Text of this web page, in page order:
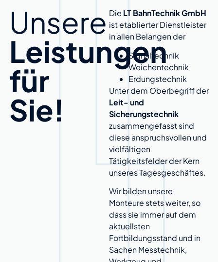
Unsere
Leistungen
für
Sie!
Die LT BahnTechnik GmbH
ist etablierter Dienstleister
in allen Belangen der
Signaltechnik
Weichentechnik
Erdungstechnik
Unter dem Oberbegriff der
Leit- und
Sicherungstechnik
zusammengefasst sind
diese anspruchsvollen und
vielfältigen
Tätigkeitsfelder der Kern
unseres Tagesgeschäftes.
Wir bilden unsere
Monteure stets weiter, so
dass sie immer auf dem
aktuellsten
Fortbildungsstand und in
Sachen Messtechnik,